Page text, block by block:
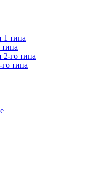
типа